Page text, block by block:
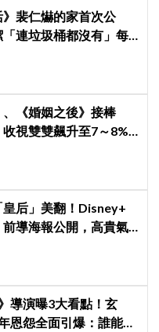
》裴仁爀的家首次公
連垃圾桶都沒有」每
、《婚姻之後》接棒
視雙雙飆升至7～8%
皇后」美翻！Disney+
前導海報公開，高貴氣
導演曝3大看點！玄
恩怨全面引爆：誰能活